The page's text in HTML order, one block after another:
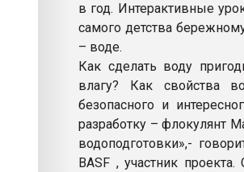
в год. Интерактивные
самого детства
– воде.
Как сделать воду
влагу? Как свойства
безопасного и
разработку – флокулянт
водоподготовки»,-
BASF , участник